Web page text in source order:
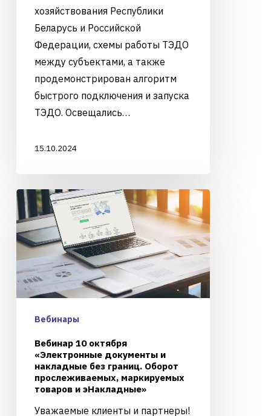
хозяйствования Республики
Беларусь и Российской
Федерации, схемы работы ТЭДО
между субъектами, а также
продемонстрирован алгоритм
быстрого подключения и запуска
ТЭДО. Освещались…
15.10.2024
Вебинары
Вебинар 10 октября
«Электронные документы и
накладные без границ. Оборот
прослеживаемых, маркируемых
товаров и эНакладные»
Уважаемые клиенты и партнеры!